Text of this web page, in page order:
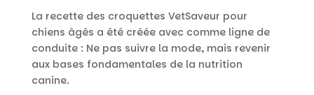
La recette des croquettes VetSaveur pour
chiens âgés a été créée avec comme ligne de
conduite : Ne pas suivre la mode, mais revenir
aux bases fondamentales de la nutrition
canine.